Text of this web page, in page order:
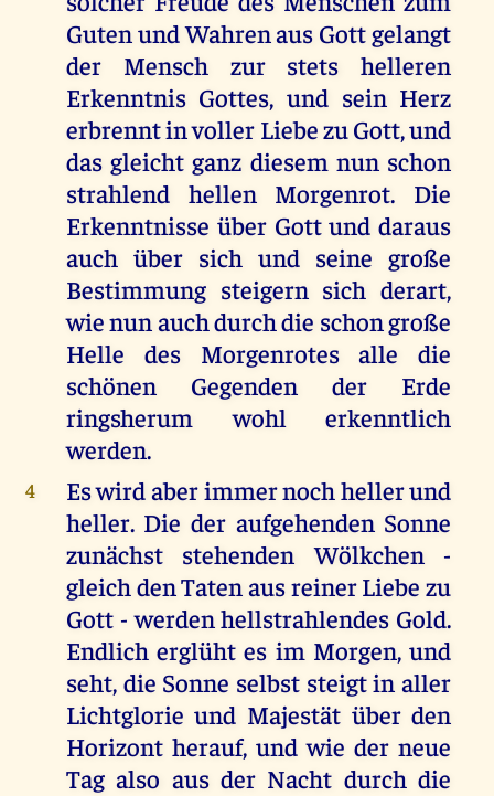
Guten und Wahren aus Gott gelangt
der Mensch zur stets helleren
Erkenntnis Gottes, und sein Herz
erbrennt in voller Liebe zu Gott, und
das gleicht ganz diesem nun schon
strahlend hellen Morgenrot. Die
Erkenntnisse über Gott und daraus
auch über sich und seine große
Bestimmung steigern sich derart,
wie nun auch durch die schon große
Helle des Morgenrotes alle die
schönen Gegenden der Erde
ringsherum wohl erkenntlich
werden.
4
Es wird aber immer noch heller und
heller. Die der aufgehenden Sonne
zunächst stehenden Wölkchen -
gleich den Taten aus reiner Liebe zu
Gott - werden hellstrahlendes Gold.
Endlich erglüht es im Morgen, und
seht, die Sonne selbst steigt in aller
Lichtglorie und Majestät über den
Horizont herauf, und wie der neue
Tag also aus der Nacht durch die